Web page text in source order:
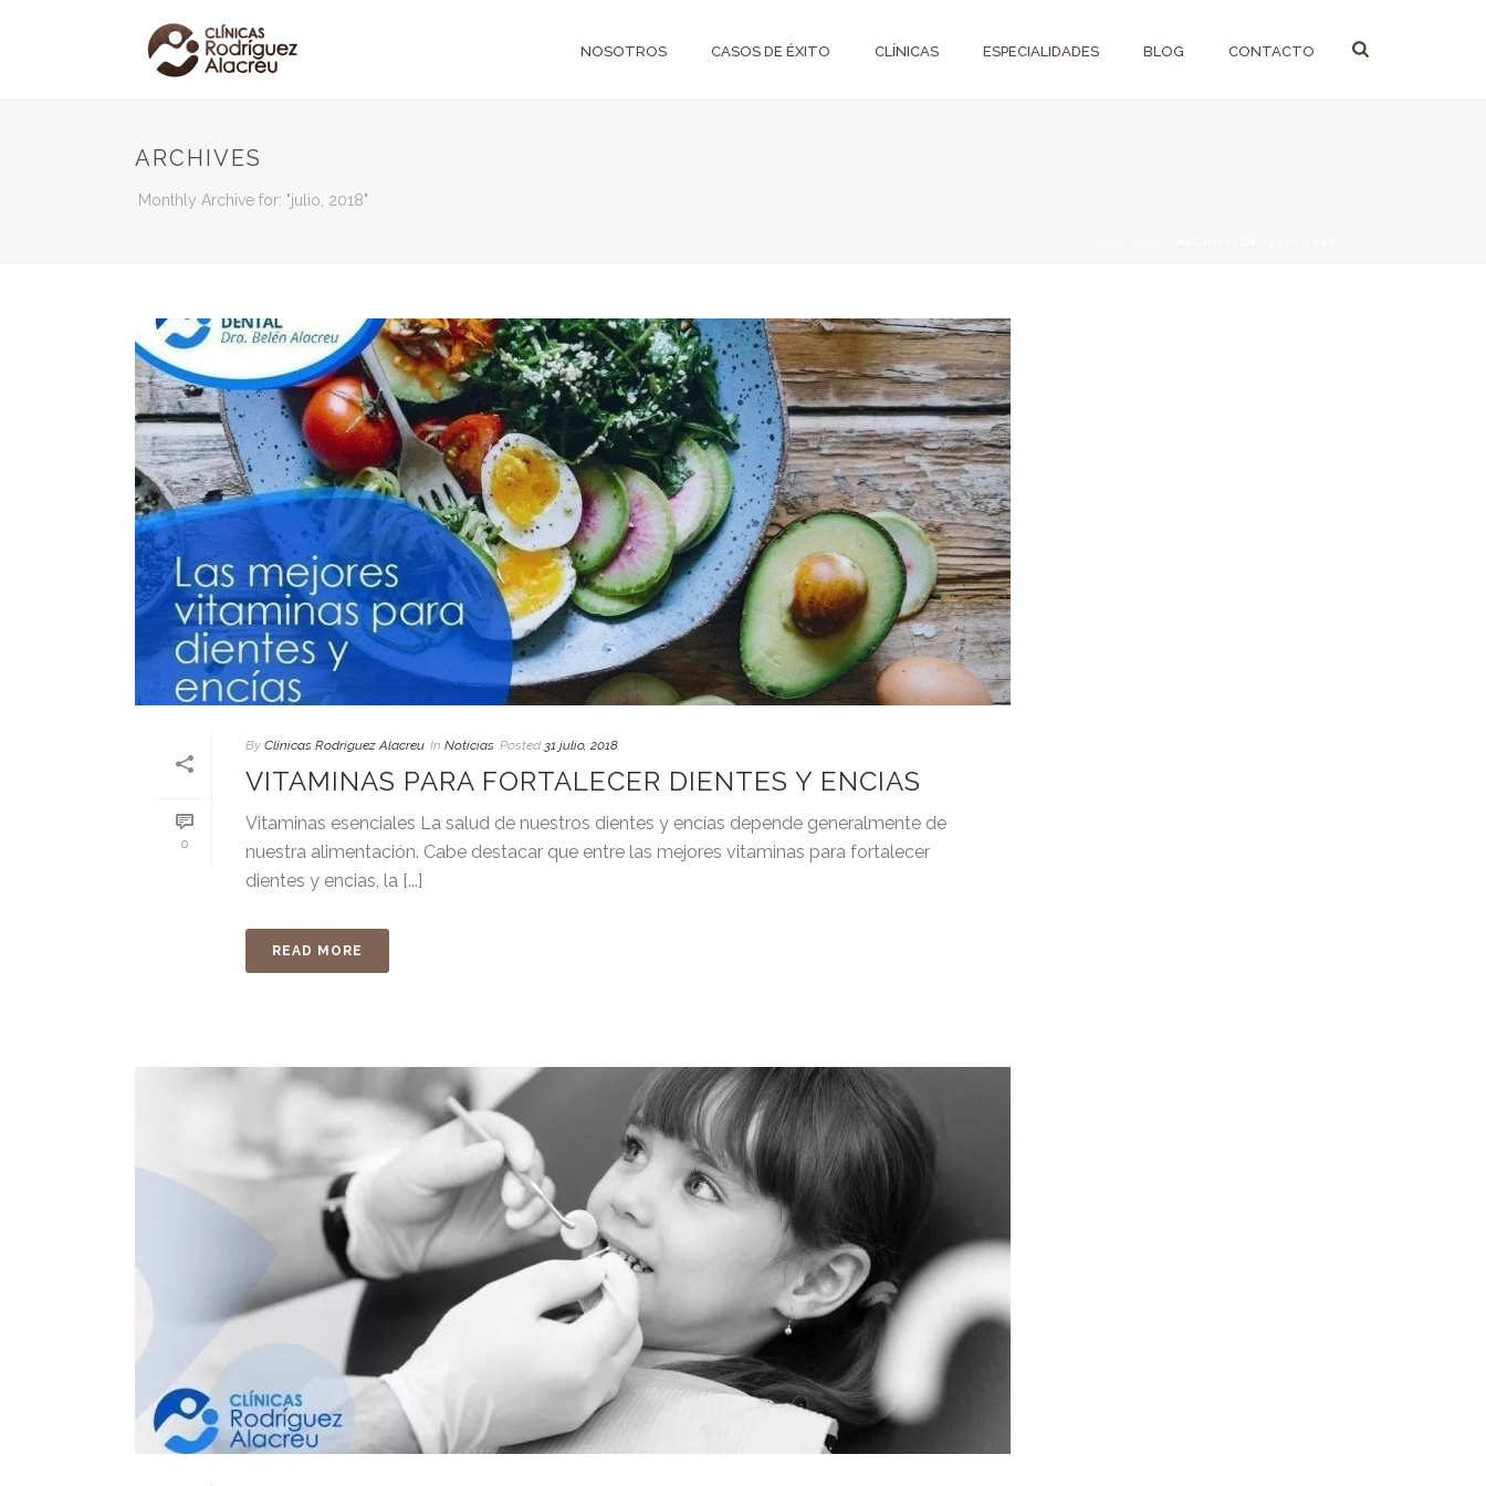
NOSOTROS CASOS DE ÉXITO CLÍNICAS ESPECIALIDADES BLOG CONTACTO
ARCHIVES
Monthly Archive for: "julio, 2018"
0
By Clínicas Rodríguez Alacreu In Noticias Posted 31 julio, 2018
VITAMINAS PARA FORTALECER DIENTES Y ENCIAS
Vitaminas esenciales La salud de nuestros dientes y encías depende generalmente de
nuestra alimentación. Cabe destacar que entre las mejores vitaminas para fortalecer
dientes y encias, la [...]
READ MORE